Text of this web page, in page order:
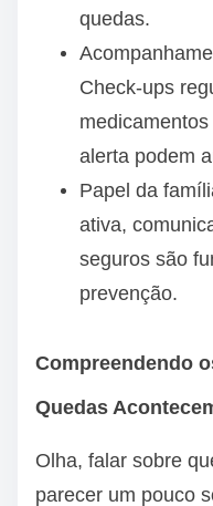
quedas.
Check-ups
alerta podem
Papel da
ativa,
seguros são
prevenção.
Compreendendo
Quedas
Olha, falar sobre
parecer um pouco